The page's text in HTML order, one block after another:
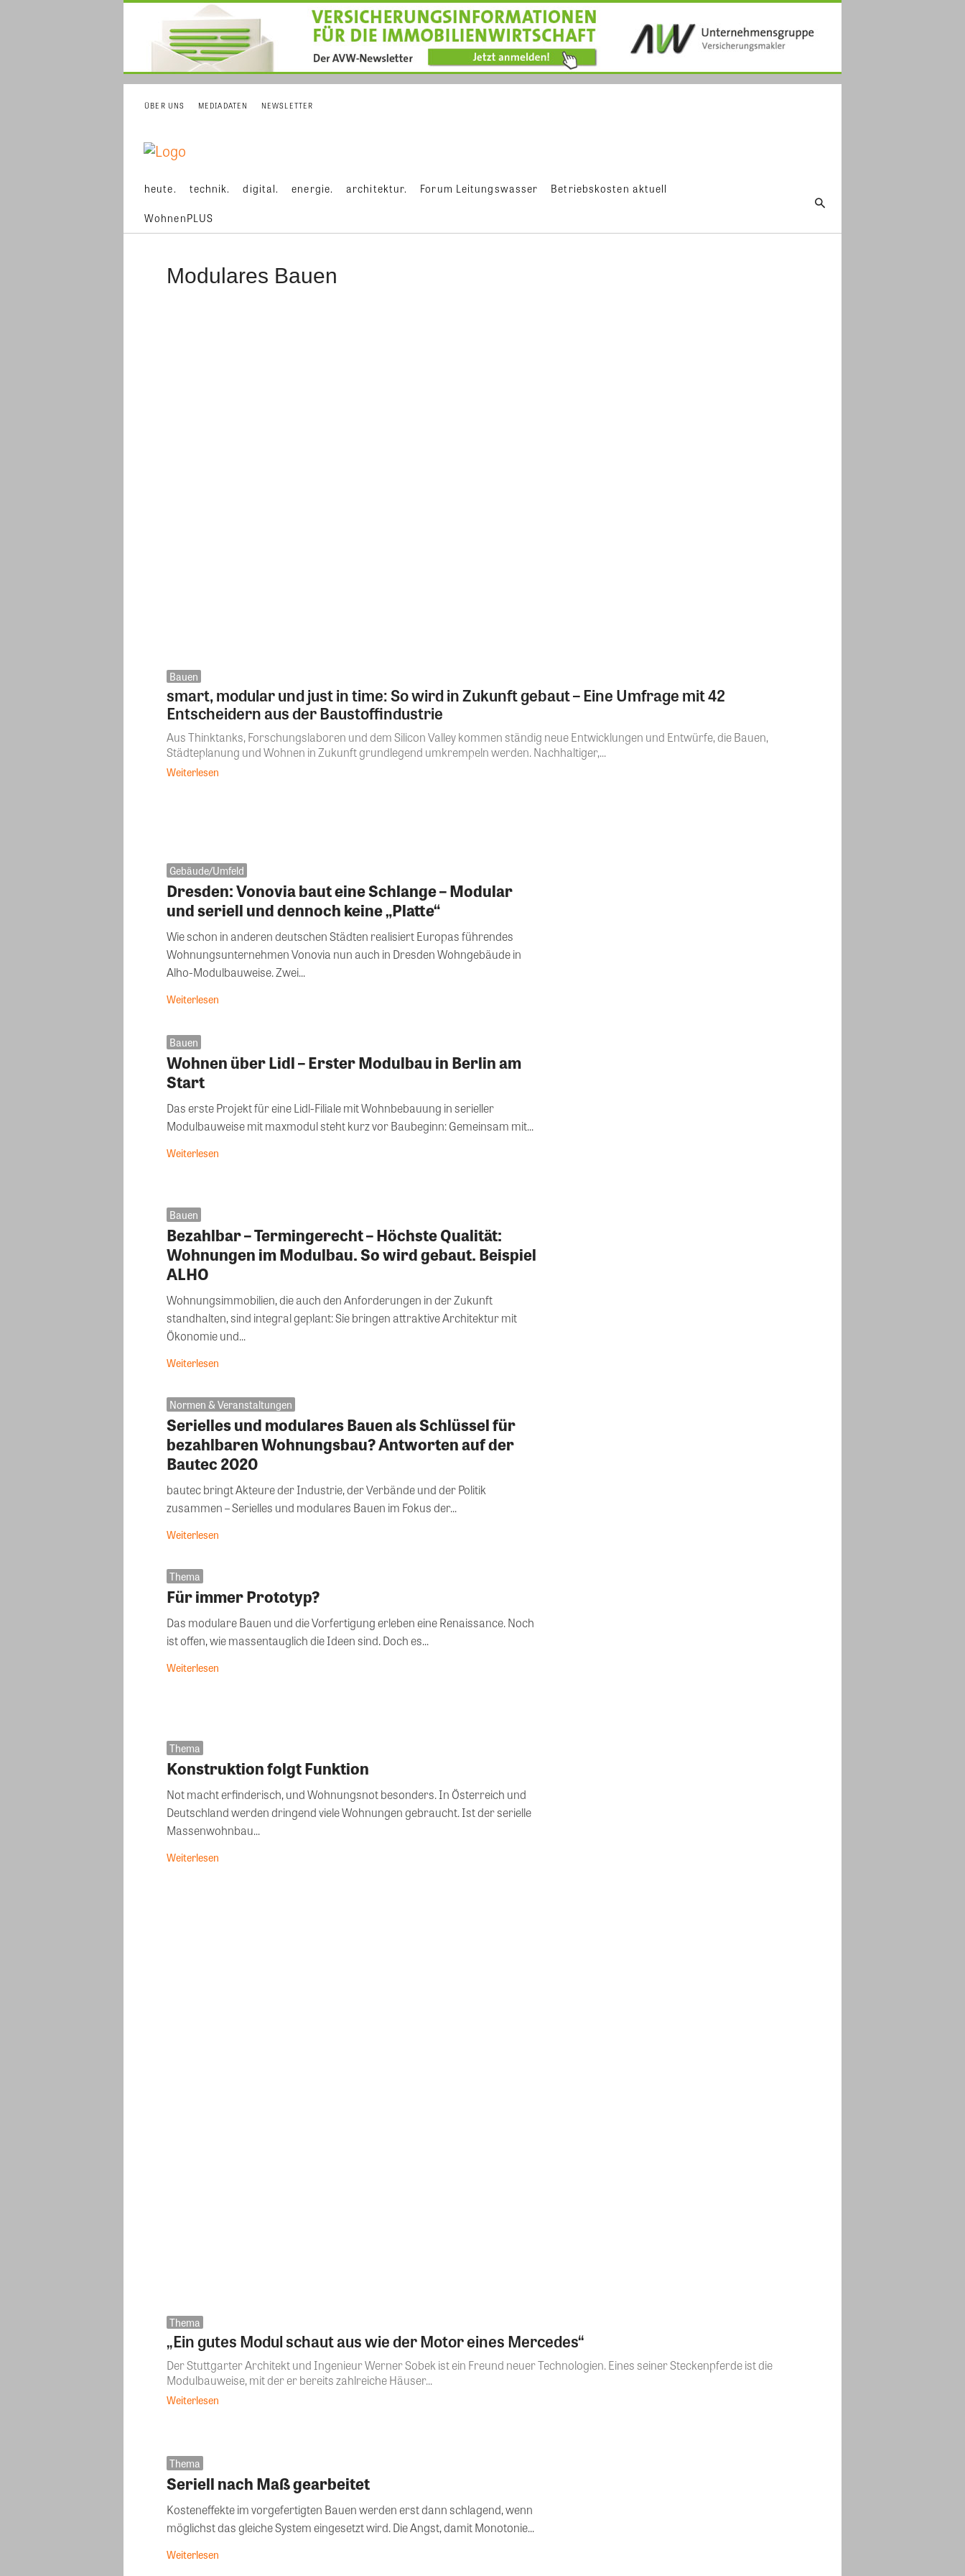
ÜBER UNS MEDIADATEN NEWSLETTER
heute. technik. digital. energie. architektur. Forum Leitungswasser Betriebskosten aktuell
WohnenPLUS
Modulares Bauen
Bauen
smart, modular und just in time: So wird in Zukunft gebaut – Eine Umfrage mit 42
Entscheidern aus der Baustoffindustrie
Aus Thinktanks, Forschungslaboren und dem Silicon Valley kommen ständig neue Entwicklungen und Entwürfe, die Bauen,
Städteplanung und Wohnen in Zukunft grundlegend umkrempeln werden. Nachhaltiger,...
Weiterlesen
Gebäude/Umfeld
Dresden: Vonovia baut eine Schlange – Modular
und seriell und dennoch keine „Platte“
Wie schon in anderen deutschen Städten realisiert Europas führendes
Wohnungsunternehmen Vonovia nun auch in Dresden Wohngebäude in
Alho-Modulbauweise. Zwei...
Weiterlesen
Bauen
Wohnen über Lidl – Erster Modulbau in Berlin am
Start
Das erste Projekt für eine Lidl-Filiale mit Wohnbebauung in serieller
Modulbauweise mit maxmodul steht kurz vor Baubeginn: Gemeinsam mit...
Weiterlesen
Bauen
Bezahlbar – Termingerecht – Höchste Qualität:
Wohnungen im Modulbau. So wird gebaut. Beispiel
ALHO
Wohnungsimmobilien, die auch den Anforderungen in der Zukunft
standhalten, sind integral geplant: Sie bringen attraktive Architektur mit
Ökonomie und...
Weiterlesen
Normen & Veranstaltungen
Serielles und modulares Bauen als Schlüssel für
bezahlbaren Wohnungsbau? Antworten auf der
Bautec 2020
bautec bringt Akteure der Industrie, der Verbände und der Politik
zusammen – Serielles und modulares Bauen im Fokus der...
Weiterlesen
Thema
Für immer Prototyp?
Das modulare Bauen und die Vorfertigung erleben eine Renaissance. Noch
ist offen, wie massentauglich die Ideen sind. Doch es...
Weiterlesen
Thema
Konstruktion folgt Funktion
Not macht erfinderisch, und Wohnungsnot besonders. In Österreich und
Deutschland werden dringend viele Wohnungen gebraucht. Ist der serielle
Massenwohnbau...
Weiterlesen
Thema
„Ein gutes Modul schaut aus wie der Motor eines Mercedes“
Der Stuttgarter Architekt und Ingenieur Werner Sobek ist ein Freund neuer Technologien. Eines seiner Steckenpferde ist die
Modulbauweise, mit der er bereits zahlreiche Häuser...
Weiterlesen
Thema
Seriell nach Maß gearbeitet
Kosteneffekte im vorgefertigten Bauen werden erst dann schlagend, wenn
möglichst das gleiche System eingesetzt wird. Die Angst, damit Monotonie...
Weiterlesen